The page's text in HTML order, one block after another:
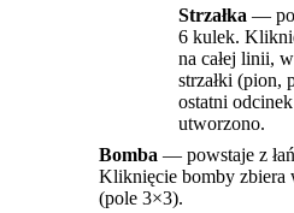
Strzałka —
6 kulek.
na całej linii,
strzałki (pion,
ostatni
utworzono.
Bomba — powstaje z
Kliknięcie bomby zbiera
(pole 3×3).